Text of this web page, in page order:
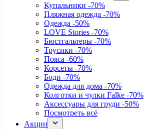
Купальники -70%
Пляжная одежда -70%
Одежда -50%
LOVE Stories -70%
Бюстгальтеры -70%
Трусики -70%
Пояса -60%
Корсеты -70%
Боди -70%
Одежда для дома -70%
Колготки и чулки Falke -70%
Аксессуары для груди -50%
Посмотреть всё
Акции